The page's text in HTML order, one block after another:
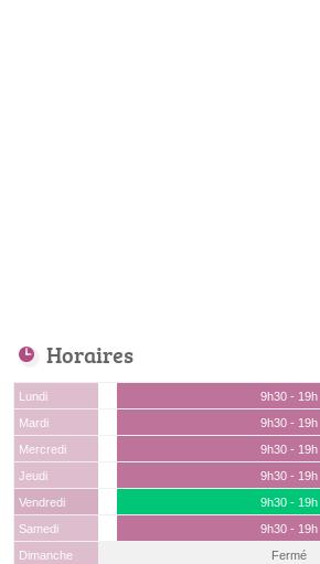
Horaires
Lundi
9h30 - 19h
Mardi
9h30 - 19h
Mercredi
9h30 - 19h
Jeudi
9h30 - 19h
Vendredi
9h30 - 19h
Samedi
9h30 - 19h
Dimanche
Fermé